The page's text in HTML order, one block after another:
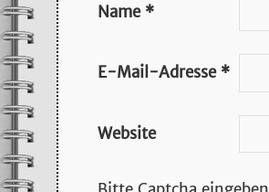
Name *
E-Mail-Adresse *
Website